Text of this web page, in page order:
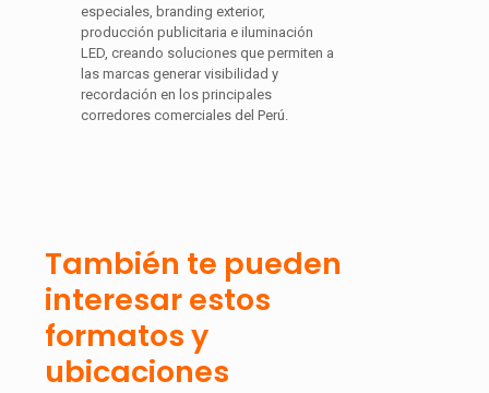
especiales, branding exterior,
producción publicitaria e iluminación
LED, creando soluciones que permiten a
las marcas generar visibilidad y
recordación en los principales
corredores comerciales del Perú.
También te pueden
interesar estos
formatos y
ubicaciones